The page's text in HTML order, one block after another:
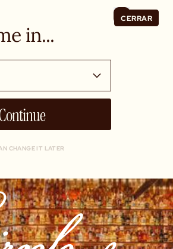
in...
CHANGE IT LATER
CERRAR